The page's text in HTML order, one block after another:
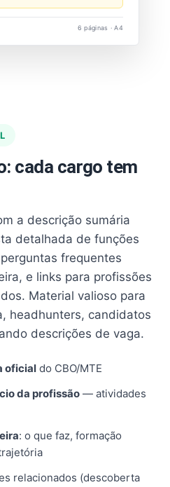
6 páginas · A4
cada cargo tem
a descrição sumária
detalhada de funções
frequentes
e links para profissões
Material valioso para
headhunters, candidatos
descrições de vaga.
oficial do CBO/MTE
da profissão — atividades
: o que faz, formação
relacionados (descoberta